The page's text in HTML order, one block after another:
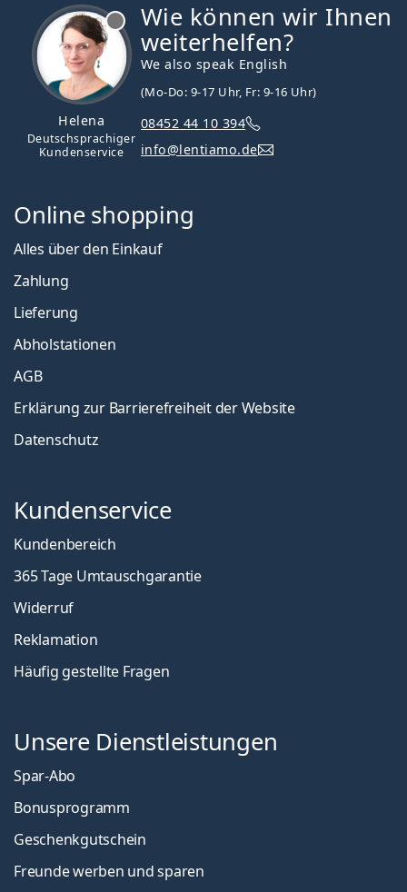
Helena
Deutschsprachiger
Kundenservice
Wie können wir Ihnen
weiterhelfen?
We also speak English
(Mo-Do: 9-17 Uhr, Fr: 9-16 Uhr)
08452 44 10 394
info@lentiamo.de
Online shopping
Alles über den Einkauf
Zahlung
Lieferung
Abholstationen
AGB
Erklärung zur Barrierefreiheit der Website
Datenschutz
Kundenservice
Kundenbereich
365 Tage Umtauschgarantie
Widerruf
Reklamation
Häufig gestellte Fragen
Unsere Dienstleistungen
Spar-Abo
Bonusprogramm
Geschenkgutschein
Freunde werben und sparen